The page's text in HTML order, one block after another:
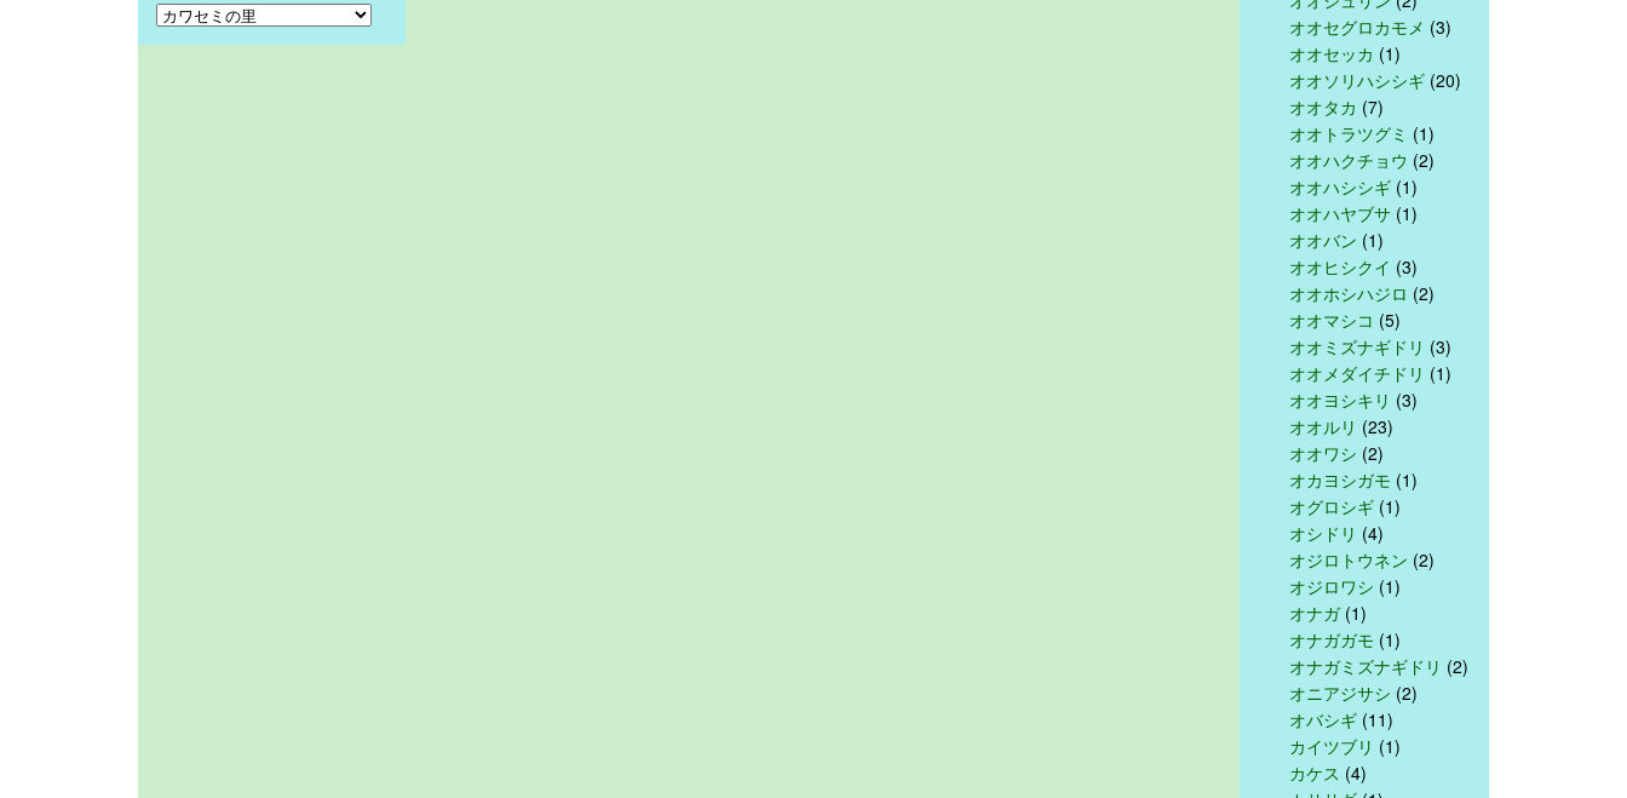
オオセグロカモメ (3)
オオセッカ (1)
オオソリハシシギ (20)
オオタカ (7)
オオトラツグミ (1)
オオハクチョウ (2)
オオハシシギ (1)
オオハヤブサ (1)
オオバン (1)
オオヒシクイ (3)
オオホシハジロ (2)
オオマシコ (5)
オオミズナギドリ (3)
オオメダイチドリ (1)
オオヨシキリ (3)
オオルリ (23)
オオワシ (2)
オカヨシガモ (1)
オグロシギ (1)
オシドリ (4)
オジロトウネン (2)
オジロワシ (1)
オナガ(1)
オナガガモ (1)
オナガミズナギドリ (2)
オニアジサシ (2)
オバシギ (11)
カイツブリ (1)
カケス (4)